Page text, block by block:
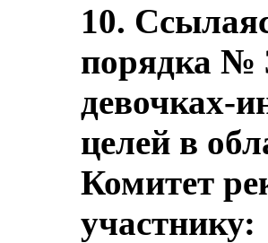
10.
порядка №
девочках-
целей в
Комитет
участнику: